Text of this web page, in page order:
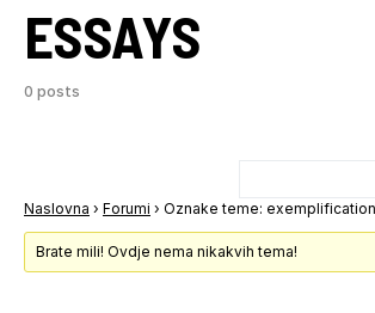
ESSAYS
0 posts
Naslovna › Forumi › Oznake teme:
Brate mili! Ovdje nema nikakvih tema!